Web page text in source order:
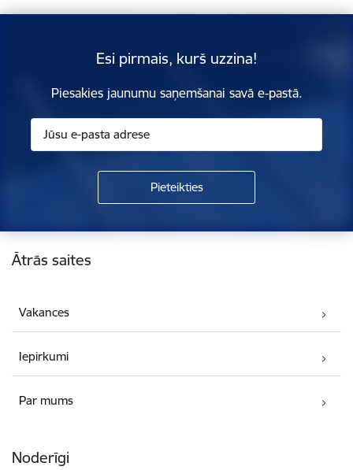
Esi pirmais, kurš uzzina!
Piesakies jaunumu saņemšanai savā e-pastā.
Kājene
Ātrās saites
Vakances
Iepirkumi
Par mums
Noderīgi